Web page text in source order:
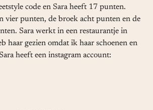
code en Sara heeft 17 punten.
vier punten, de broek acht punten en de
Sara werkt in een restaurantje in
haar gezien omdat ik haar schoenen en
heeft een instagram account: